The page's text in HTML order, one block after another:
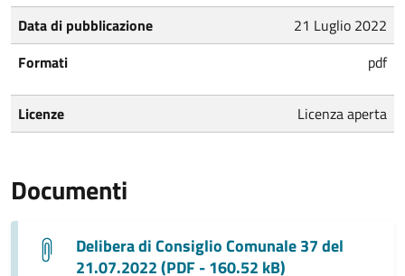
Data di pubblicazione
21 Luglio 2022
Formati
pdf
Licenze Licenza aperta
Documenti
Delibera di Consiglio Comunale 37 del
21.07.2022 (PDF - 160.52 kB)